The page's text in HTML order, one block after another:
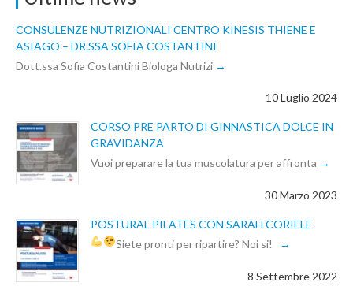
CONSULENZE NUTRIZIONALI CENTRO KINESIS THIENE E
ASIAGO – DR.SSA SOFIA COSTANTINI
Dott.ssa Sofia Costantini Biologa Nutrizi
10 Luglio 2024
CORSO PRE PARTO DI GINNASTICA DOLCE IN
GRAVIDANZA
Vuoi preparare la tua muscolatura per affronta
30 Marzo 2023
POSTURAL PILATES CON SARAH CORIELE
Siete pronti per ripartire? Noi si!
8 Settembre 2022